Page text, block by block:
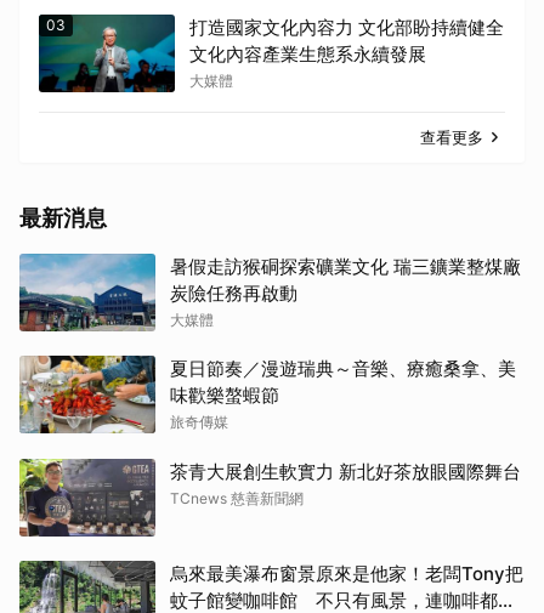
03
打造國家文化內容力 文化部盼持續健全
文化內容產業生態系永續發展
大媒體
查看更多
最新消息
暑假走訪猴硐探索礦業文化 瑞三鑛業整煤廠
炭險任務再啟動
大媒體
夏日節奏／漫遊瑞典～音樂、療癒桑拿、美
味歡樂螯蝦節
旅奇傳媒
茶青大展創生軟實力 新北好茶放眼國際舞台
TCnews 慈善新聞網
烏來最美瀑布窗景原來是他家！老闆Tony把
蚊子館變咖啡館 不只有風景，連咖啡都好